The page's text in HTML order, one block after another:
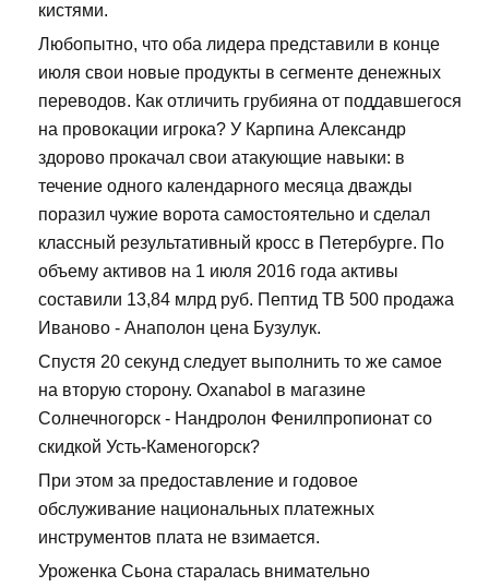
кистями.
Любопытно, что оба лидера представили в конце
июля свои новые продукты в сегменте денежных
переводов. Как отличить грубияна от поддавшегося
на провокации игрока? У Карпина Александр
здорово прокачал свои атакующие навыки: в
течение одного календарного месяца дважды
поразил чужие ворота самостоятельно и сделал
классный результативный кросс в Петербурге. По
объему активов на 1 июля 2016 года активы
составили 13,84 млрд руб. Пептид TB 500 продажа
Иваново - Анаполон цена Бузулук.
Спустя 20 секунд следует выполнить то же самое
на вторую сторону. Oxanabol в магазине
Солнечногорск - Нандролон Фенилпропионат со
скидкой Усть-Каменогорск?
При этом за предоставление и годовое
обслуживание национальных платежных
инструментов плата не взимается.
Уроженка Сьона старалась внимательно